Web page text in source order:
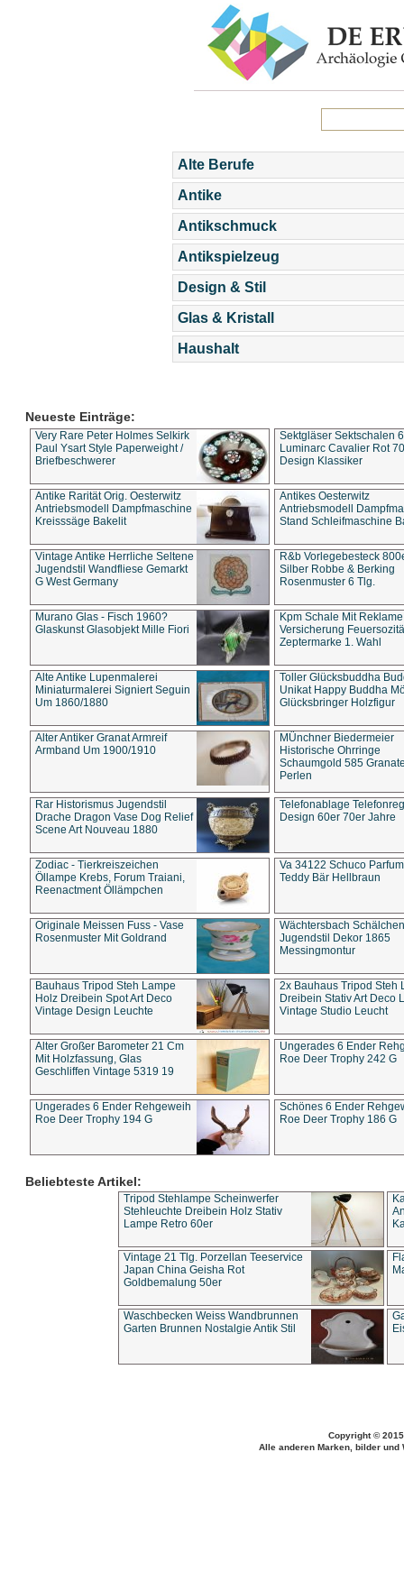
Alte Berufe
Antike
Antikschmuck
Antikspielzeug
Design & Stil
Glas & Kristall
Haushalt
Neueste Einträge:
Very Rare Peter Holmes Selkirk
Paul Ysart Style Paperweight /
Briefbeschwerer
Sektgläser Sektschalen
Luminarc Cavalier Rot
Design Klassiker
Antike Rarität Orig. Oesterwitz
Antriebsmodell Dampfmaschine
Kreisssäge Bakelit
Antikes Oesterwitz
Antriebsmodell
Stand Schleifmaschine
Vintage Antike Herrliche Seltene
Jugendstil Wandfliese Gemarkt
G West Germany
R&b Vorlegebesteck
Silber Robbe & Berking
Rosenmuster 6 Tlg.
Murano Glas - Fisch 1960?
Glaskunst Glasobjekt Mille Fiori
Kpm Schale Mit Reklame
Versicherung
Zeptermarke 1. Wahl
Alte Antike Lupenmalerei
Miniaturmalerei Signiert Seguin
Um 1860/1880
Toller Glücksbuddha
Unikat Happy Buddha
Glücksbringer Holzfigur
Alter Antiker Granat Armreif
Armband Um 1900/1910
MÜnchner Biedermeier
Historische Ohrringe
Schaumgold 585
Perlen
Rar Historismus Jugendstil
Drache Dragon Vase Dog Relief
Scene Art Nouveau 1880
Telefonablage
Design 60er 70er Jahre
Zodiac - Tierkreiszeichen
Öllampe Krebs, Forum Traiani,
Reenactment Öllämpchen
Va 34122 Schuco
Teddy Bär Hellbraun
Originale Meissen Fuss - Vase
Rosenmuster Mit Goldrand
Wächtersbach Schälchen
Jugendstil Dekor 1865
Messingmontur
Bauhaus Tripod Steh Lampe
Holz Dreibein Spot Art Deco
Vintage Design Leuchte
2x Bauhaus Tripod Steh
Dreibein Stativ Art Deco
Vintage Studio Leucht
Alter Großer Barometer 21 Cm
Mit Holzfassung, Glas
Geschliffen Vintage 5319 19
Ungerades 6 Ender
Roe Deer Trophy 242 G
Ungerades 6 Ender Rehgeweih
Roe Deer Trophy 194 G
Schönes 6 Ender
Roe Deer Trophy 186 G
Beliebteste Artikel:
Tripod Stehlampe Scheinwerfer
Stehleuchte Dreibein Holz Stativ
Lampe Retro 60er
Vintage 21 Tlg. Porzellan Teeservice
Japan China Geisha Rot
Goldbemalung 50er
Waschbecken Weiss Wandbrunnen
Garten Brunnen Nostalgie Antik Stil
Copyright ©
Alle anderen Marken, bilder und